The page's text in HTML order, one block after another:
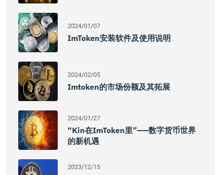
2024/01/07
ImToken安装软件及使用说明
2024/02/05
Imtoken的市场份额及其拓展
2024/01/27
“kin在imToken里”——数字货币世界
的新机遇
2023/12/15